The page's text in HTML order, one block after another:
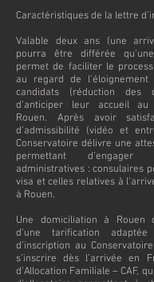
Caractéristiques de la lettre
Valable deux ans (une
pourra être différée
permet de faciliter le
au regard de l’éloignement
candidats (réduction des
d’anticiper leur accueil au
Rouen. Après avoir
d’admissibilité (vidéo et
Conservatoire délivre une
permettant d’engager
administratives : consulaires
visa et celles relatives à
à Rouen.
Une domiciliation à Rouen
d’une tarification
d’inscription au
s’inscrire dès l’arrivée en
d’Allocation Familiale – CAF,